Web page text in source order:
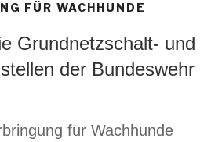
FÜR WACHHUNDE
Grundnetzschalt- und
der Bundeswehr
für Wachhunde